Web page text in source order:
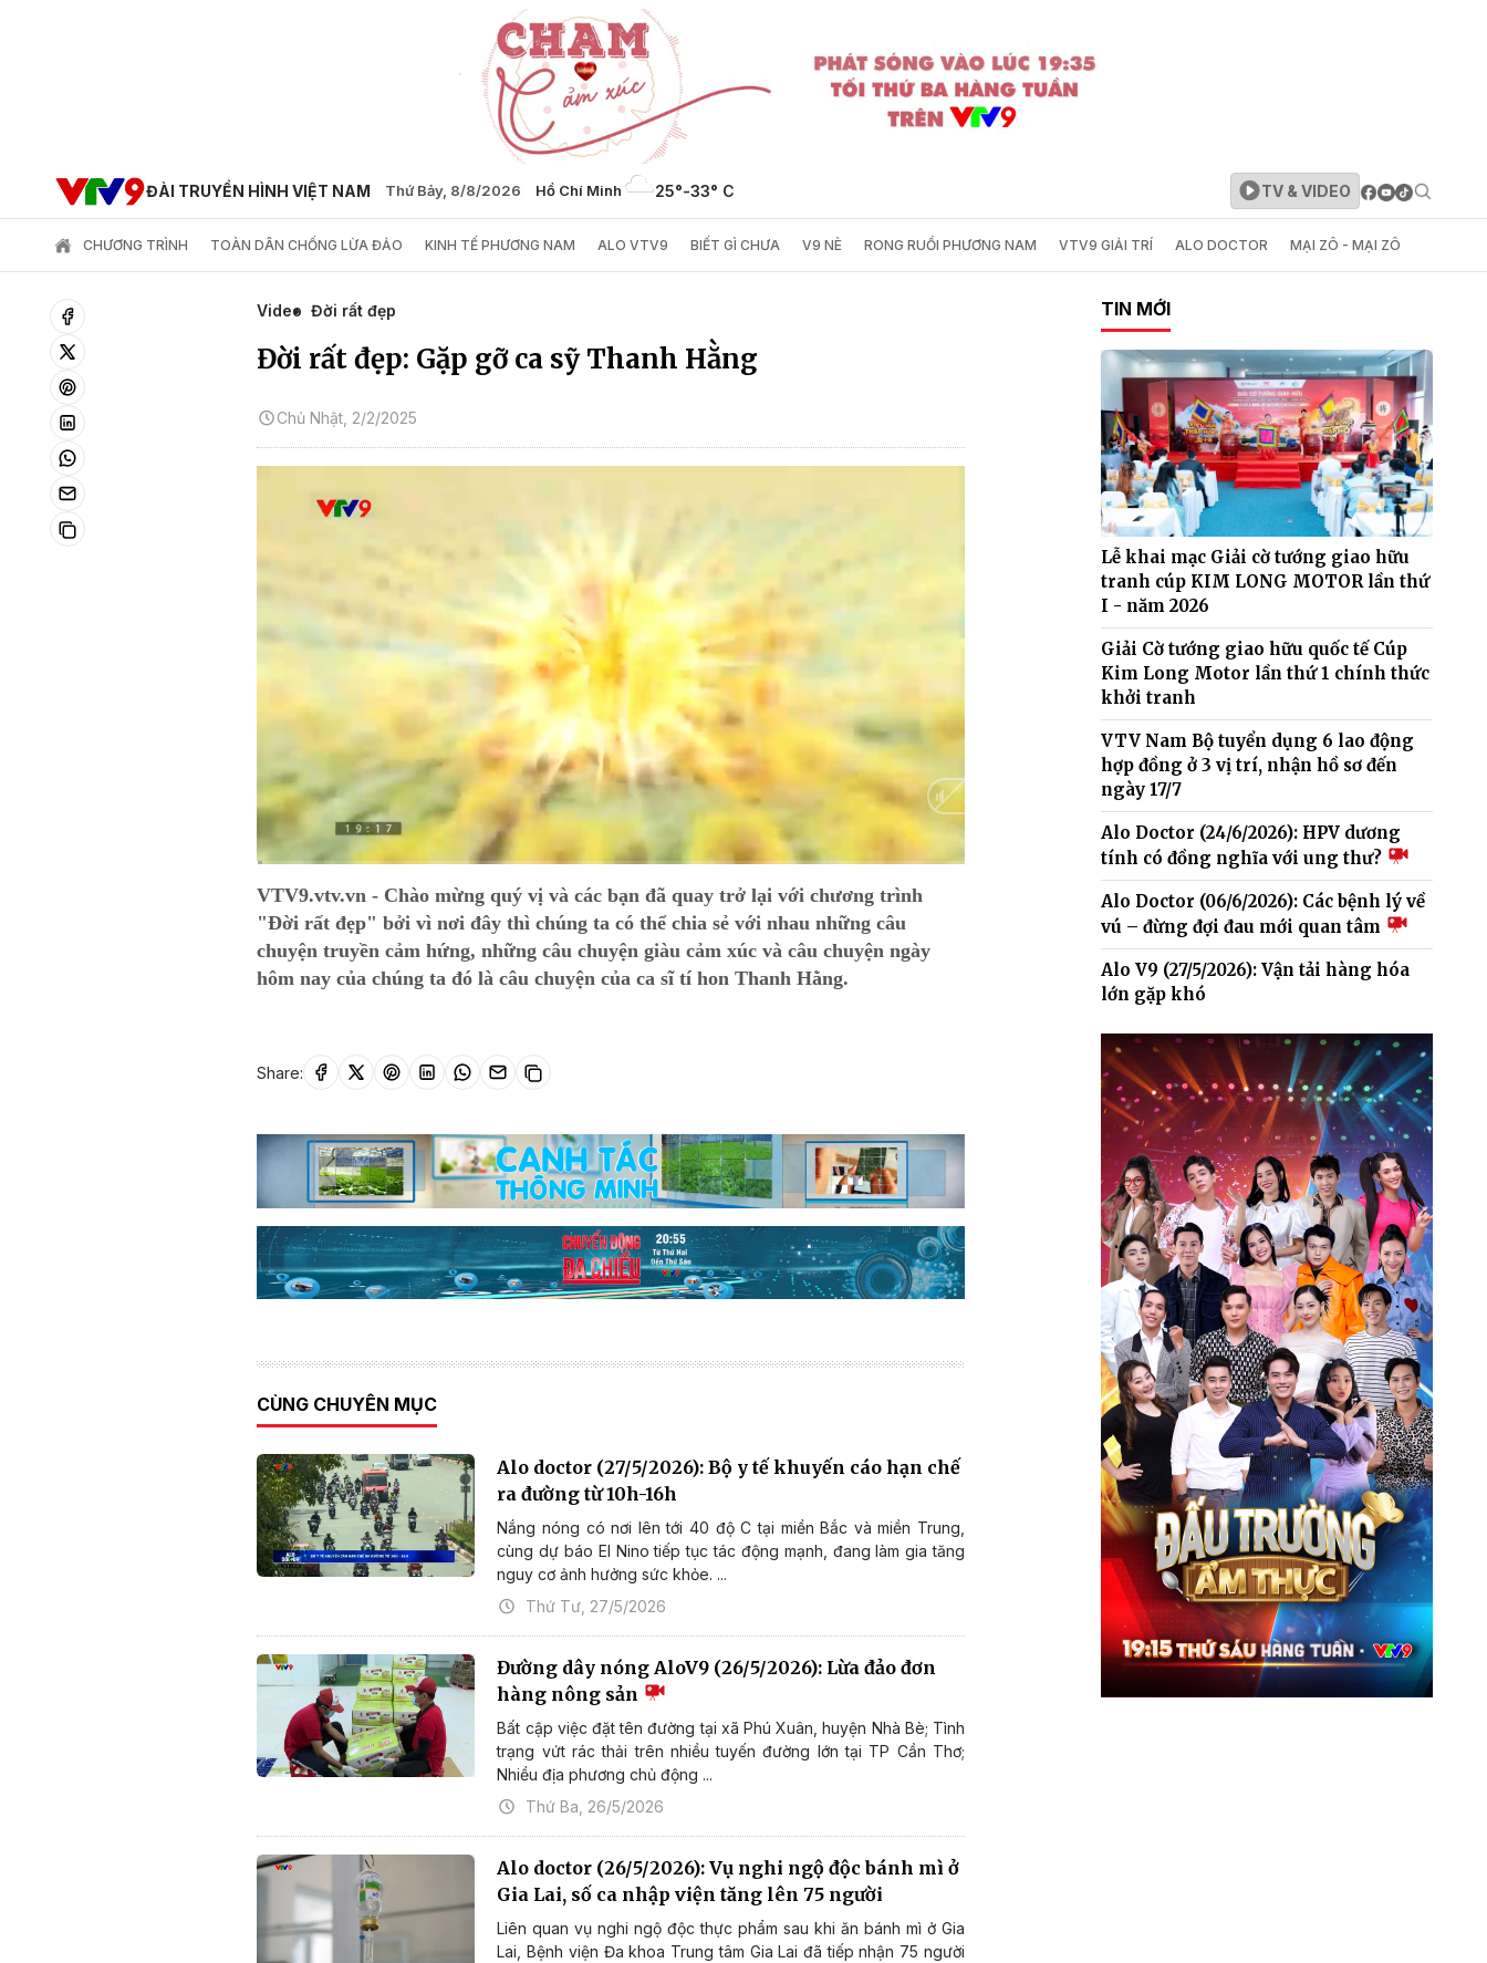
ĐÀI TRUYỀN HÌNH VIỆT NAM Thứ Bảy, 8/8/2026 Hồ Chí Minh 25°-33° C TV & VIDEO
CHƯƠNG TRÌNH TOÀN DÂN CHỐNG LỪA ĐẢO KINH TẾ PHƯƠNG NAM ALO VTV9 BIẾT GÌ CHƯA V9 NÈ RONG RUỔI PHƯƠNG NAM VTV9 GIẢI TRÍ ALO DOCTOR MẠI ZÔ - MẠI ZÔ
Video Đời rất đẹp
Đời rất đẹp: Gặp gỡ ca sỹ Thanh Hằng
Chủ Nhật, 2/2/2025
Time
VTV9.vtv.vn - Chào mừng quý vị và các bạn đã quay trở lại với chương trình
"Đời rất đẹp" bởi vì nơi đây thì chúng ta có thể chia sẻ với nhau những câu
chuyện truyền cảm hứng, những câu chuyện giàu cảm xúc và câu chuyện ngày
hôm nay của chúng ta đó là câu chuyện của ca sĩ tí hon Thanh Hằng.
Share:
CÙNG CHUYÊN MỤC
Alo doctor (27/5/2026): Bộ y tế khuyến cáo hạn chế
ra đường từ 10h-16h
Nắng nóng có nơi lên tới 40 độ C tại miền Bắc và miền Trung,
cùng dự báo El Nino tiếp tục tác động mạnh, đang làm gia tăng
nguy cơ ảnh hưởng sức khỏe. ...
Thứ Tư, 27/5/2026
Đường dây nóng AloV9 (26/5/2026): Lừa đảo đơn
hàng nông sản
Bất cập việc đặt tên đường tại xã Phú Xuân, huyện Nhà Bè; Tình
trạng vứt rác thải trên nhiều tuyến đường lớn tại TP Cần Thơ;
Nhiều địa phương chủ động ...
Thứ Ba, 26/5/2026
Alo doctor (26/5/2026): Vụ nghi ngộ độc bánh mì ở
Gia Lai, số ca nhập viện tăng lên 75 người
Liên quan vụ nghi ngộ độc thực phẩm sau khi ăn bánh mì ở Gia
Lai, Bệnh viện Đa khoa Trung tâm Gia Lai đã tiếp nhận 75 người
TIN MỚI
Lễ khai mạc Giải cờ tướng giao hữu
tranh cúp KIM LONG MOTOR lần thứ
I - năm 2026
Giải Cờ tướng giao hữu quốc tế Cúp
Kim Long Motor lần thứ 1 chính thức
khởi tranh
VTV Nam Bộ tuyển dụng 6 lao động
hợp đồng ở 3 vị trí, nhận hồ sơ đến
ngày 17/7
Alo Doctor (24/6/2026): HPV dương
tính có đồng nghĩa với ung thư?
Alo Doctor (06/6/2026): Các bệnh lý về
vú – đừng đợi đau mới quan tâm
Alo V9 (27/5/2026): Vận tải hàng hóa
lớn gặp khó